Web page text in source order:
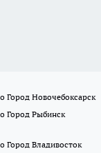
Город Новочебоксарск
Город Рыбинск
Город Владивосток